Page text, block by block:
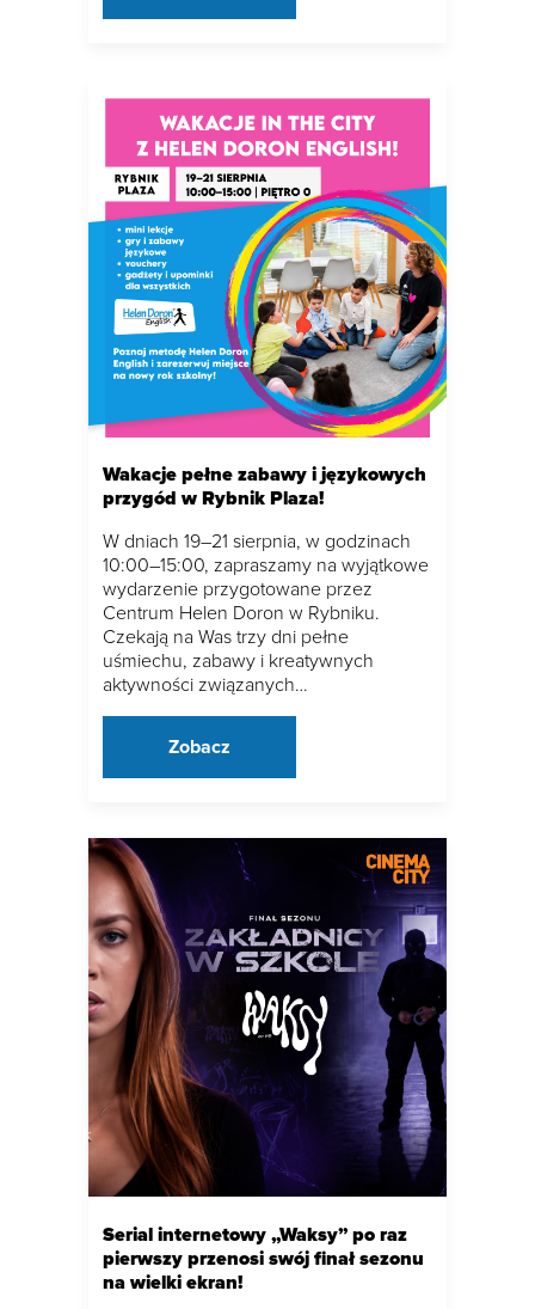
Wakacje pełne zabawy i językowych
przygód w Rybnik Plaza!
W dniach 19–21 sierpnia, w godzinach
10:00–15:00, zapraszamy na wyjątkowe
wydarzenie przygotowane przez
Centrum Helen Doron w Rybniku.
Czekają na Was trzy dni pełne
uśmiechu, zabawy i kreatywnych
aktywności związanych…
Zobacz
Serial internetowy „Waksy” po raz
pierwszy przenosi swój finał sezonu
na wielki ekran!